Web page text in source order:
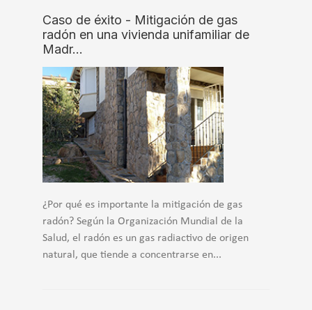
Caso de éxito - Mitigación de gas
radón en una vivienda unifamiliar de
Madr…
¿Por qué es importante la mitigación de gas
radón? Según la Organización Mundial de la
Salud, el radón es un gas radiactivo de origen
natural, que tiende a concentrarse en...